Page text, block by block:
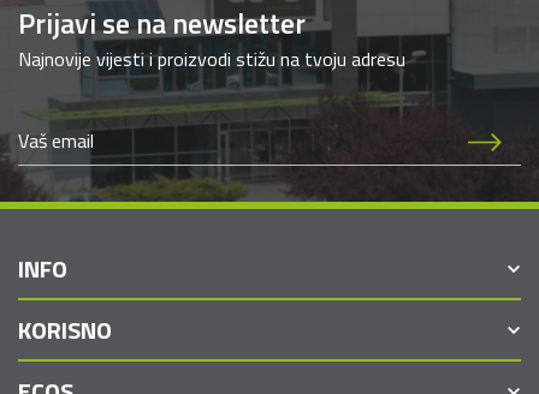
Prijavi se na newsletter
Najnovije vijesti i proizvodi stižu na tvoju adresu
INFO
KORISNO